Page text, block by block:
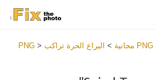
> اليراع الحرة تراكب PNG >